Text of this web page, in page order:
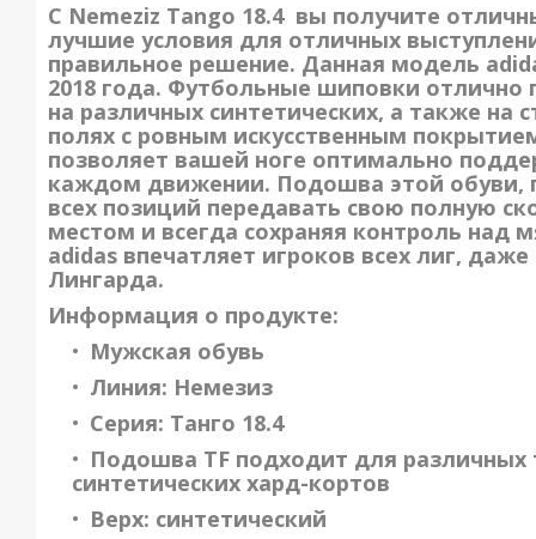
С Nemeziz Tango 18.4 вы получите
лучшие условия для отличных
правильное решение. Данная модель
2018 года. Футбольные шиповки отлично
на различных синтетических, а также на
полях с ровным искусственным
позволяет вашей ноге оптимально
каждом движении. Подошва этой обуви,
всех позиций передавать свою полную
местом и всегда сохраняя контроль над
adidas впечатляет игроков всех лиг,
Лингарда.
Информация о продукте:
Мужская обувь
Линия: Немезиз
Серия: Танго 18.4
Подошва TF подходит для различных
синтетических хард-кортов
Верх: синтетический